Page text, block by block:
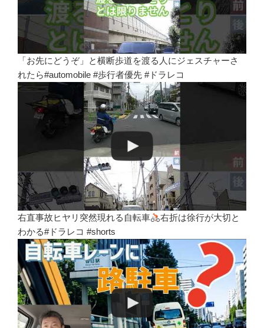
「お先にどうぞ」と横断歩道を渡る人にジェスチャーさ
れたら#automobile #歩行者優先 #ドラレコ
右直事故ヒヤリ突然現れる自転車
右折は徐行が大切と
わかる#ドラレコ #shorts